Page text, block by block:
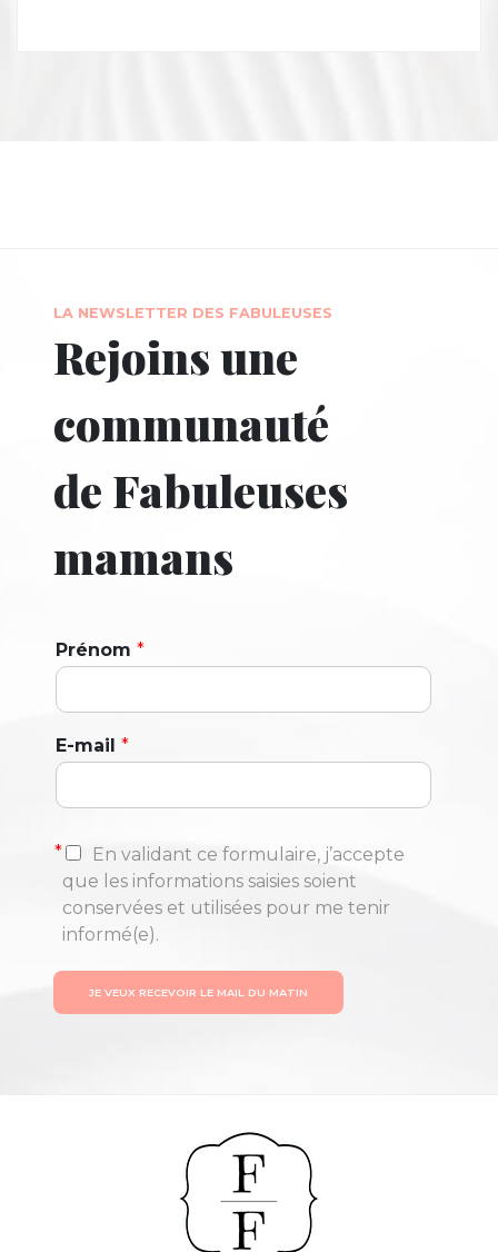
LA NEWSLETTER DES FABULEUSES
Rejoins une
communauté
de Fabuleuses
mamans
Prénom *
E-mail *
*
En validant ce formulaire, j’accepte
que les informations saisies soient
conservées et utilisées pour me tenir
informé(e).
JE VEUX RECEVOIR LE MAIL DU MATIN